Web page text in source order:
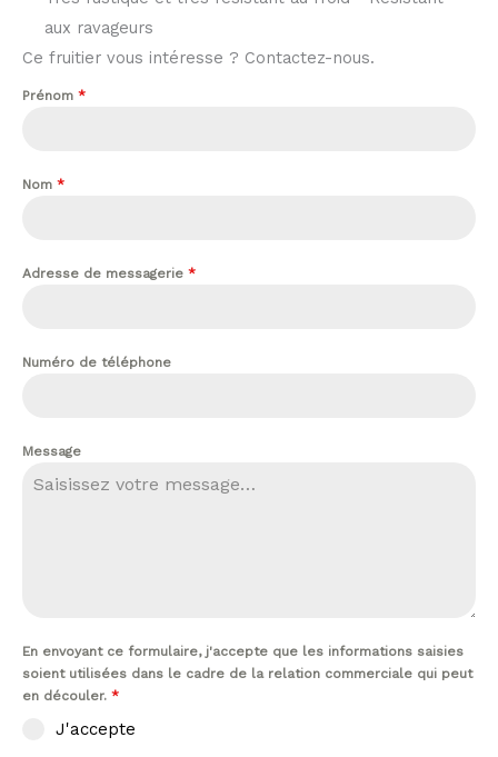
aux ravageurs
Ce fruitier vous intéresse ? Contactez-nous.
Prénom *
Nom *
Adresse de messagerie *
Numéro de téléphone
Message
En envoyant ce formulaire, j'accepte que les informations saisies
soient utilisées dans le cadre de la relation commerciale qui peut
en découler. *
J'accepte